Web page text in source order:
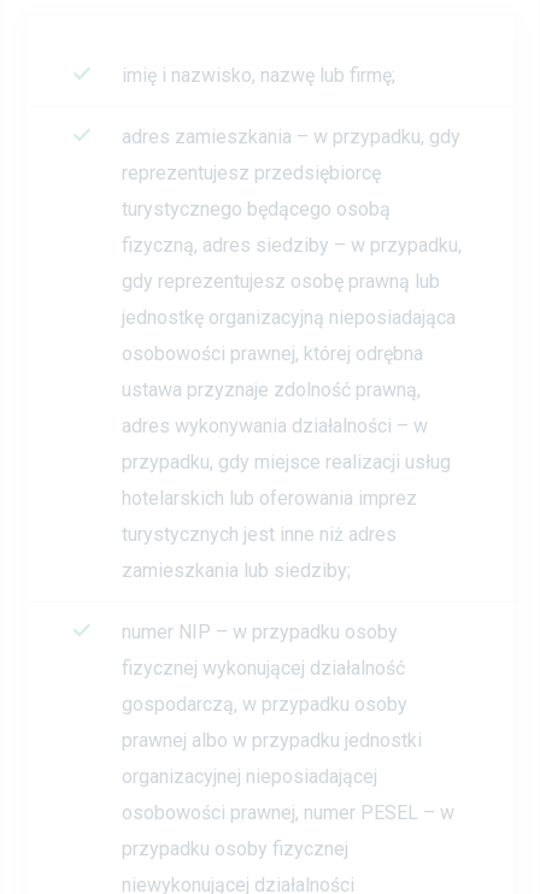
imię i nazwisko, nazwę lub firmę;
adres zamieszkania – w przypadku, gdy
reprezentujesz przedsiębiorcę
turystycznego będącego osobą
fizyczną, adres siedziby – w przypadku,
gdy reprezentujesz osobę prawną lub
jednostkę organizacyjną nieposiadająca
osobowości prawnej, której odrębna
ustawa przyznaje zdolność prawną,
adres wykonywania działalności – w
przypadku, gdy miejsce realizacji usług
hotelarskich lub oferowania imprez
turystycznych jest inne niż adres
zamieszkania lub siedziby;
numer NIP – w przypadku osoby
fizycznej wykonującej działalność
gospodarczą, w przypadku osoby
prawnej albo w przypadku jednostki
organizacyjnej nieposiadającej
osobowości prawnej, numer PESEL – w
przypadku osoby fizycznej
niewykonującej działalności